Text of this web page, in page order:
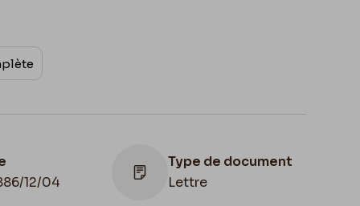
12/04
Type de document
Lettre